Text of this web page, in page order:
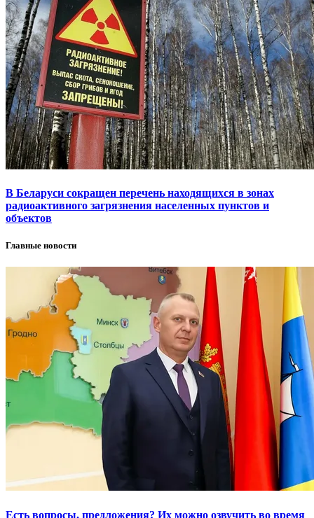
В Беларуси сокращен перечень находящихся в зонах
радиоактивного загрязнения населенных пунктов и
объектов
Главные новости
Есть вопросы, предложения? Их можно озвучить во время